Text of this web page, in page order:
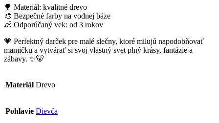
🌳 Materiál: kvalitné drevo
🎨 Bezpečné farby na vodnej báze
👶 Odporúčaný vek: od 3 rokov
💗 Perfektný darček pre malé slečny, ktoré milujú napodobňovať
mamičku a vytvárať si svoj vlastný svet plný krásy, fantázie a
zábavy. ✨🐻
Materiál Drevo
Pohlavie Dievča